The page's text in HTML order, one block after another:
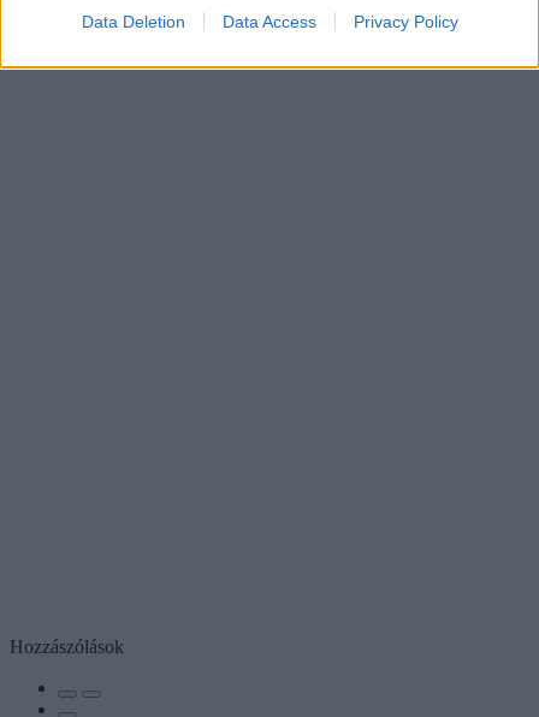
Data Deletion Data Access Privacy Policy
Hozzászólások